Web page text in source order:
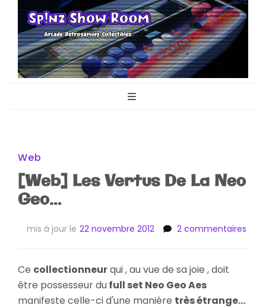
Sp!nz Show
Web
[Web] Les Vertus De La Neo
Geo…
mis à jour le 22 novembre 2012 2 commentaires
Ce collectionneurqui , au vue de sa joie , doit
être possesseur dufull set Neo Geo Aes
manifeste celle-ci d'une manière très étrange...